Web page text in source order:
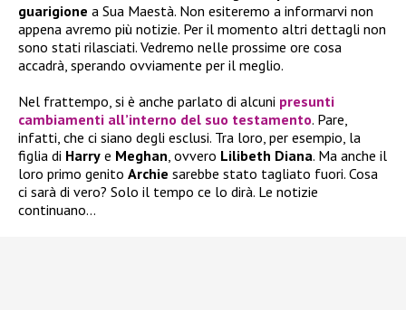
guarigione a Sua Maestà. Non esiteremo a informarvi non
appena avremo più notizie. Per il momento altri dettagli non
sono stati rilasciati. Vedremo nelle prossime ore cosa
accadrà, sperando ovviamente per il meglio.
Nel frattempo, si è anche parlato di alcuni presunti
cambiamenti all’interno del suo testamento. Pare,
infatti, che ci siano degli esclusi. Tra loro, per esempio, la
figlia di Harry e Meghan , ovvero Lilibeth Diana. Ma anche il
loro primo genito Archie sarebbe stato tagliato fuori. Cosa
ci sarà di vero? Solo il tempo ce lo dirà. Le notizie
continuano…